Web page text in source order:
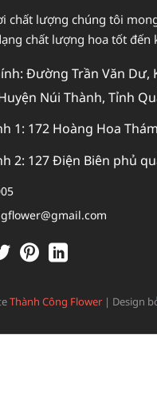
chất lượng chúng tôi
chất lượng hoa tốt đến
Đường Trần Văn Dư,
Núi Thành, Tỉnh
1: 172 Hoàng Hoa
2: 127 Điện Biên phủ
Thành Công Flower | Design